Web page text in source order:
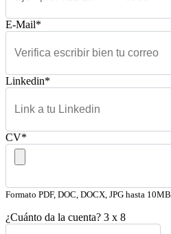
E-Mail*
Linkedin*
CV*
Formato PDF, DOC, DOCX, JPG hasta 10MB
¿Cuánto da la cuenta? 3 x 8